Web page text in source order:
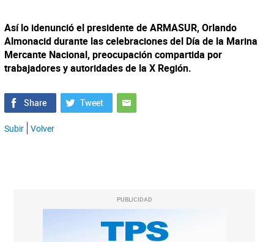
Así lo idenunció el presidente de ARMASUR, Orlando
Almonacid durante las celebraciones del Día de la Marina
Mercante Nacional, preocupación compartida por
trabajadores y autoridades de la X Región.
Subir Volver
PUBLICIDAD